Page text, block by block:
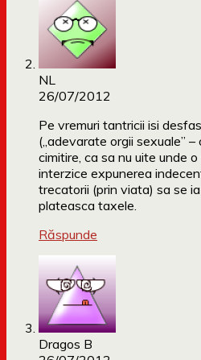
NL
26/07/2012
Pe vremuri tantricii isi
(„adevarate orgii sexuale” –
cimitire, ca sa nu uite unde
interzice expunerea
trecatorii (prin viata) sa se
plateasca taxele.
Răspunde
Dragos B